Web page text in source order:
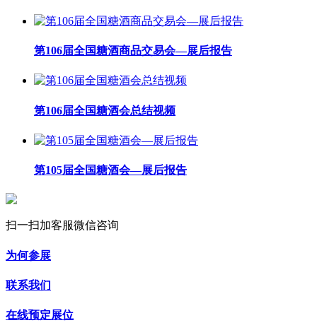
第106届全国糖酒商品交易会—展后报告
第106届全国糖酒会总结视频
第105届全国糖酒会—展后报告
扫一扫加客服微信咨询
为何参展
联系我们
在线预定展位